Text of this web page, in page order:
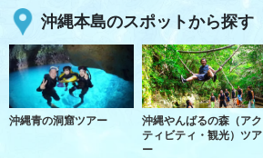
沖縄本島のスポットから探す
沖縄青の洞窟ツアー
沖縄やんばるの森（アク
ティビティ・観光）ツア
ー